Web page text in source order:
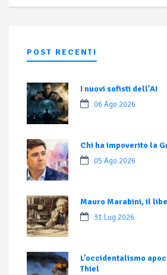
POST RECENTI
I nuovi sofisti dell’AI
06 Ago 2026
Chi ha impoverito la
05 Ago 2026
Mauro Marabini, il
31 Lug 2026
L’occidentalismo
Thiel